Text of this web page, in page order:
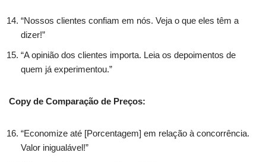
“Nossos clientes confiam em nós. Veja o que eles têm a
dizer!”
“A opinião dos clientes importa. Leia os depoimentos de
quem já experimentou.”
Copy de Comparação de Preços:
“Economize até [Porcentagem] em relação à concorrência.
Valor inigualável!”